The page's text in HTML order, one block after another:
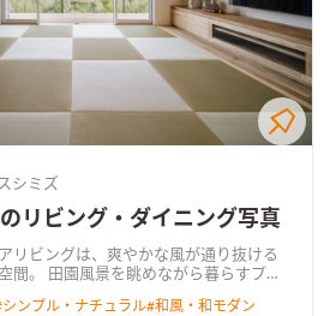
シミズ
リビング・ダイニング写真
リビングは、爽やかな風が通り抜ける
間。 田園風景を眺めながら暮らすプラ
シンプル・ナチュラル#和風・和モダン